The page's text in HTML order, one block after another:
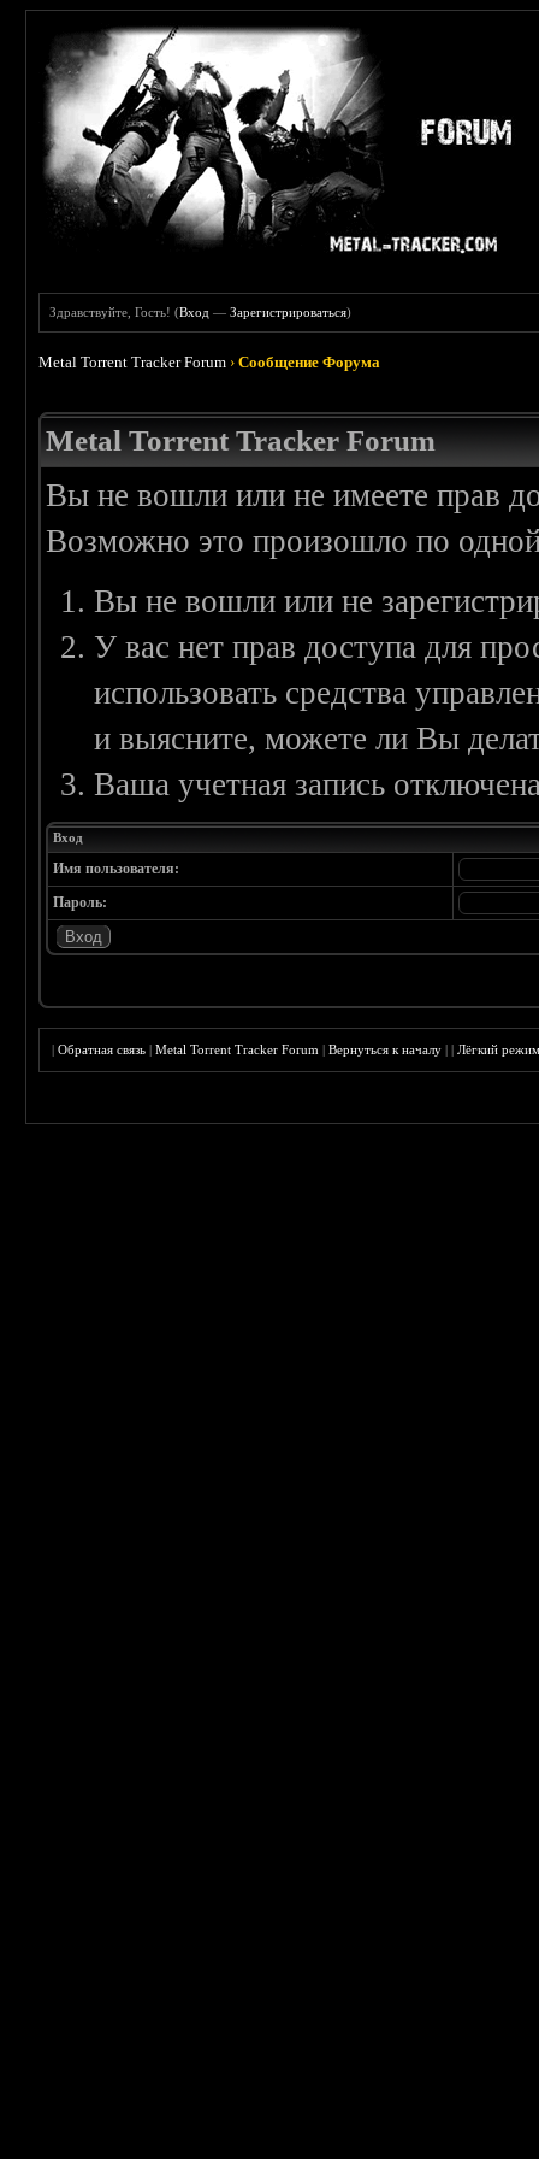
Здравствуйте, Гость! (Вход —Зарегистрироваться)
Metal Torrent Tracker Forum ›Сообщение Форума
Metal Torrent Tracker Forum
Вы не вошли или не имеете прав
Возможно это произошло по
Вы не вошли или не
У вас нет прав доступа для
использовать средства
и выясните, можете ли Вы
Ваша учетная запись
Вход
Имя пользователя:
Пароль:
|Обратная связь |Metal Torrent Tracker Forum |Вернуться к началу ||Лёгкий